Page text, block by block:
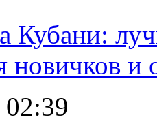
Кубани:
новичков